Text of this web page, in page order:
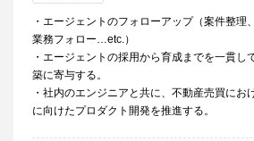
・エージェントのフォローアップ（案件整理
業務フォロー…etc.）
・エージェントの採用から育成までを一貫し
築に寄与する。
・社内のエンジニアと共に、不動産売買にお
に向けたプロダクト開発を推進する。